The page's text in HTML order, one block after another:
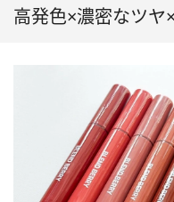
高発色×濃密なツヤ